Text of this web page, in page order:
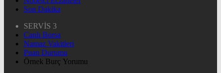
Son Dakika
SERVİS 3
Canlı Borsa
Namaz Vakitleri
Puan Durumu
Örnek Burç Yorumu